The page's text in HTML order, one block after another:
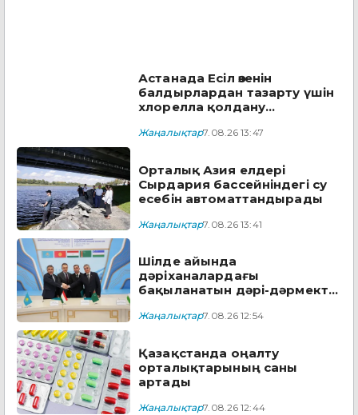
Астанада Есіл өзенін
балдырлардан тазарту үшін
хлорелла қолдану
Жаңалықтар7.08.26 13:47
Орталық Азия елдері
Сырдария бассейніндегі су
есебін автоматтандырады
Жаңалықтар7.08.26 13:41
Шілде айында
дәріханалардағы
бақыланатын дәрі-дәрмектің
арзандады
Жаңалықтар7.08.26 12:54
Қазақстанда оңалту
орталықтарының саны
артады
Жаңалықтар7.08.26 12:44